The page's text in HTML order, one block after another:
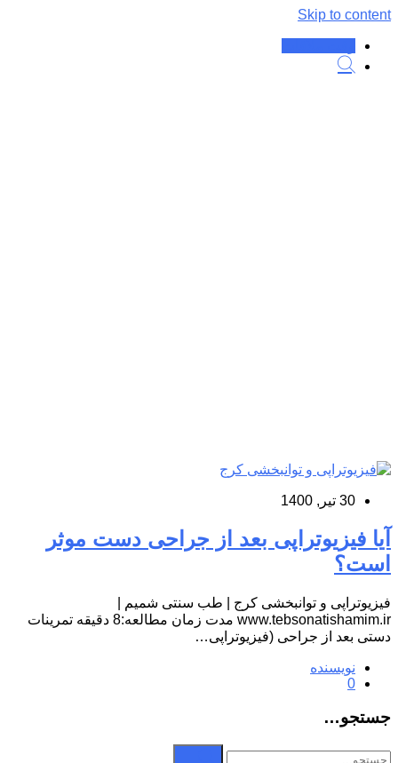
Skip to content
30 تیر, 1400
آیا فیزیوتراپی بعد از جراحی دست موثر
است؟
فیزیوتراپی و توانبخشی کرج | طب سنتی شمیم |
www.tebsonatishamim.ir مدت زمان مطالعه:8 دقیقه تمرینات
دستی بعد از جراحی (فیزیوتراپی…
نویسنده
0
جستجو…